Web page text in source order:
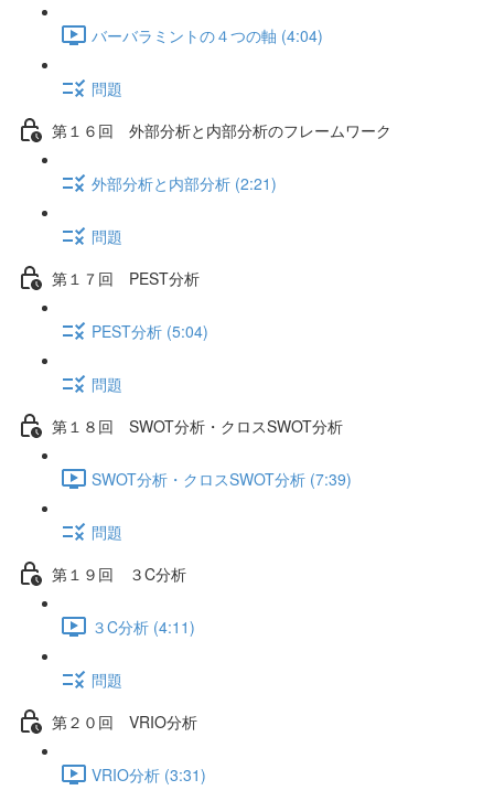
バーバラミントの４つの軸 (4:04)
問題
第１６回 外部分析と内部分析のフレームワーク
外部分析と内部分析 (2:21)
問題
第１７回 PEST分析
PEST分析 (5:04)
問題
第１８回 SWOT分析・クロスSWOT分析
SWOT分析・クロスSWOT分析 (7:39)
問題
第１９回 ３C分析
３C分析 (4:11)
問題
第２０回 VRIO分析
VRIO分析 (3:31)